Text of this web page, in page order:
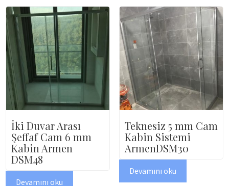
İki Duvar Arası
Şeffaf Cam 6 mm
Kabin Armen
DSM48
Devamını oku
Teknesiz 5 mm Cam
Kabin Sistemi
ArmenDSM30
Devamını oku